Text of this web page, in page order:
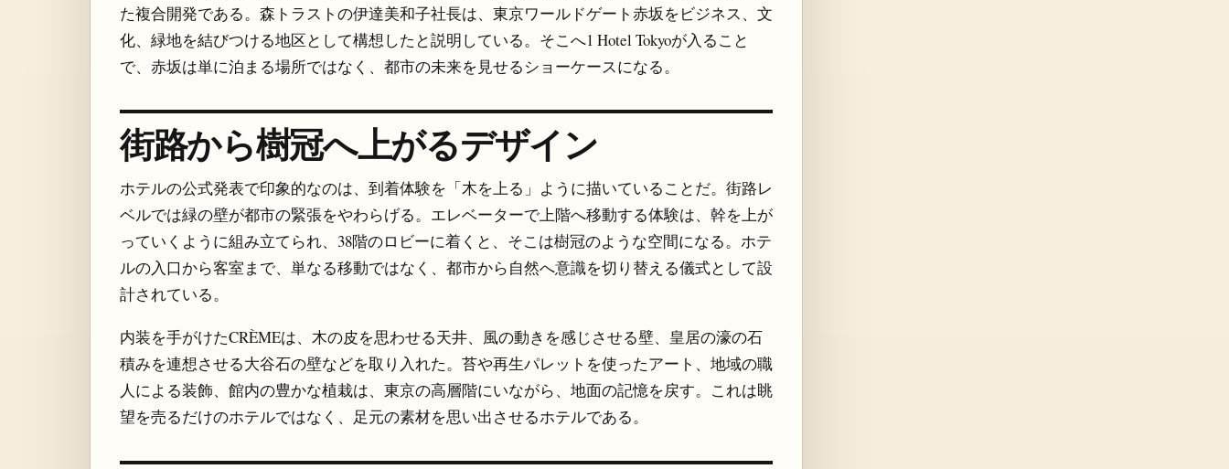
た複合開発である。森トラストの伊達美和子社長は、東京ワールドゲート赤坂をビジネス、文
化、緑地を結びつける地区として構想したと説明している。そこへ1 Hotel Tokyoが入ること
で、赤坂は単に泊まる場所ではなく、都市の未来を見せるショーケースになる。
街路から樹冠へ上がるデザイン
ホテルの公式発表で印象的なのは、到着体験を「木を上る」ように描いていることだ。街路レ
ベルでは緑の壁が都市の緊張をやわらげる。エレベーターで上階へ移動する体験は、幹を上が
っていくように組み立てられ、38階のロビーに着くと、そこは樹冠のような空間になる。ホテ
ルの入口から客室まで、単なる移動ではなく、都市から自然へ意識を切り替える儀式として設
計されている。
内装を手がけたCRÈMEは、木の皮を思わせる天井、風の動きを感じさせる壁、皇居の濠の石
積みを連想させる大谷石の壁などを取り入れた。苔や再生パレットを使ったアート、地域の職
人による装飾、館内の豊かな植栽は、東京の高層階にいながら、地面の記憶を戻す。これは眺
望を売るだけのホテルではなく、足元の素材を思い出させるホテルである。